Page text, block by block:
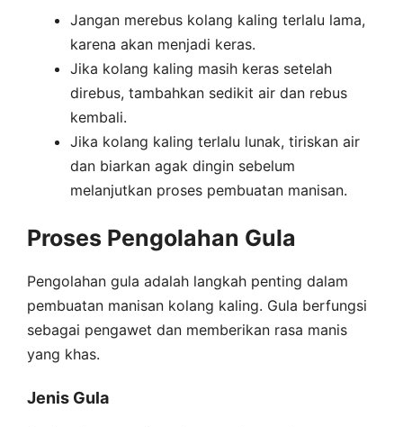
Jangan merebus kolang kaling terlalu lama,
karena akan menjadi keras.
Jika kolang kaling masih keras setelah
direbus, tambahkan sedikit air dan rebus
kembali.
Jika kolang kaling terlalu lunak, tiriskan air
dan biarkan agak dingin sebelum
melanjutkan proses pembuatan manisan.
Proses Pengolahan Gula
Pengolahan gula adalah langkah penting dalam
pembuatan manisan kolang kaling. Gula berfungsi
sebagai pengawet dan memberikan rasa manis
yang khas.
Jenis Gula